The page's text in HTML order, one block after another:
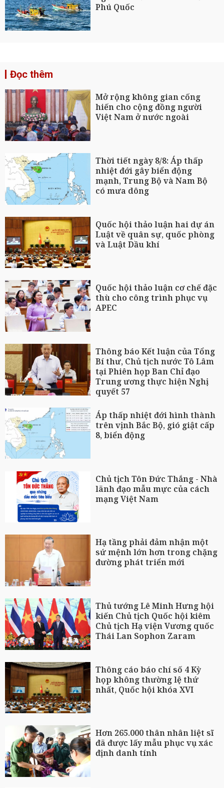
Phú Quốc
Đọc thêm
Mở rộng không gian cống
hiến cho cộng đồng người
Việt Nam ở nước ngoài
Thời tiết ngày 8/8: Áp thấp
nhiệt đới gây biển động
mạnh, Trung Bộ và Nam Bộ
có mưa dông
Quốc hội thảo luận hai dự án
Luật về quân sự, quốc phòng
và Luật Dầu khí
Quốc hội thảo luận cơ chế đặc
thù cho công trình phục vụ
APEC
Thông báo Kết luận của Tổng
Bí thư, Chủ tịch nước Tô Lâm
tại Phiên họp Ban Chỉ đạo
Trung ương thực hiện Nghị
quyết 57
Áp thấp nhiệt đới hình thành
trên vịnh Bắc Bộ, gió giật cấp
8, biển động
Chủ tịch Tôn Đức Thắng - Nhà
lãnh đạo mẫu mực của cách
mạng Việt Nam
Hạ tầng phải đảm nhận một
sứ mệnh lớn hơn trong chặng
đường phát triển mới
Thủ tướng Lê Minh Hưng hội
kiến Chủ tịch Quốc hội kiêm
Chủ tịch Hạ viện Vương quốc
Thái Lan Sophon Zaram
Thông cáo báo chí số 4 Kỳ
họp không thường lệ thứ
nhất, Quốc hội khóa XVI
Hơn 265.000 thân nhân liệt sĩ
đã được lấy mẫu phục vụ xác
định danh tính